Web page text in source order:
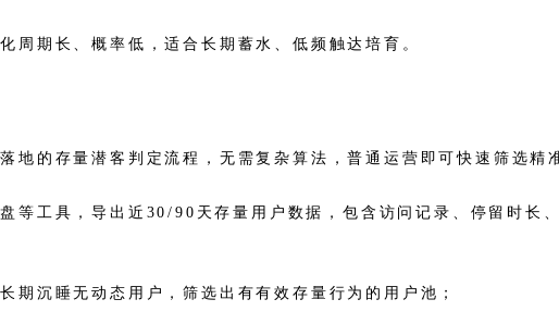
周期长、概率低，适合长期蓄水、低频触达培育。
地的存量潜客判定流程，无需复杂算法，普通运营即可快速筛选精
等工具，导出近30/90天存量用户数据，包含访问记录、停留时长
期沉睡无动态用户，筛选出有有效存量行为的用户池；